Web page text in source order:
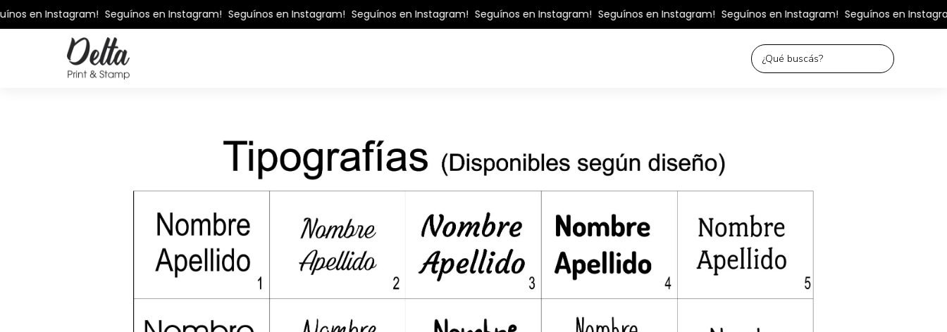
en Instagram! Seguínos en Instagram! Seguínos en Instagram! Seguínos en Instagram! Seguínos en Instagram! Seguínos en Instagram! Seguínos en Instagram! Seguínos en Instagram!